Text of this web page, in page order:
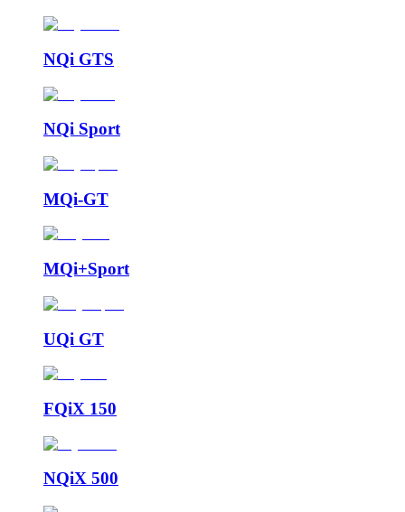
NQi GTS
NQi Sport
MQi-GT
MQi+Sport
UQi GT
FQiX 150
NQiX 500